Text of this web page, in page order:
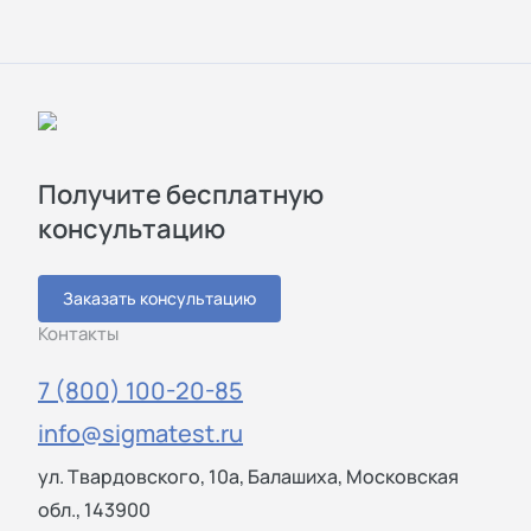
Получите бесплатную
консультацию
Заказать консультацию
Контакты
7 (800) 100-20-85
info@sigmatest.ru
ул. Твардовского, 10а, Балашиха, Московская
обл., 143900